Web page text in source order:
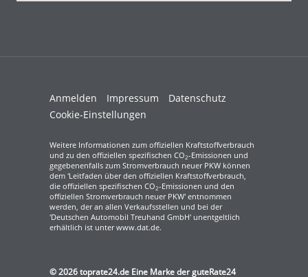
Anmelden Impressum
Datenschutz
Cookie-Einstellungen
Weitere Informationen zum offiziellen Kraftstoffverbrauch
und zu den offiziellen spezifischen CO2-Emissionen und
gegebenenfalls zum Stromverbrauch neuer PKW können
dem 'Leitfaden über den offiziellen Kraftstoffverbrauch,
die offiziellen spezifischen CO2-Emissionen und den
offiziellen Stromverbrauch neuer PKW' entnommen
werden, der an allen Verkaufsstellen und bei der
'Deutschen Automobil Treuhand GmbH' unentgeltlich
erhältlich ist unter www.dat.de.
© 2026toprate24.de Eine Marke der guteRate24